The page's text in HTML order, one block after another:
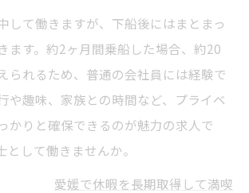
して働きますが、下船後にはまとまっ
ます。約2ヶ月間乗船した場合、約20
られるため、普通の会社員には経験で
や趣味、家族との時間など、プライベ
かりと確保できるのが魅力の求人で
として働きませんか。
愛媛で休暇を長期取得して満喫